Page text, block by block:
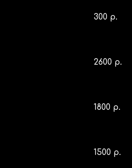
300 р.
2600 р.
1800 р.
1500 р.